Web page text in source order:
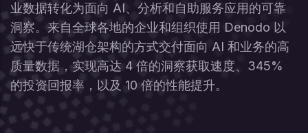
业数据转化为面向 AI、分析和自助服务应用的可靠
洞察。来自全球各地的企业和组织使用 Denodo 以
远快于传统湖仓架构的方式交付面向 AI 和业务的高
质量数据，实现高达 4 倍的洞察获取速度、345%
的投资回报率，以及 10 倍的性能提升。